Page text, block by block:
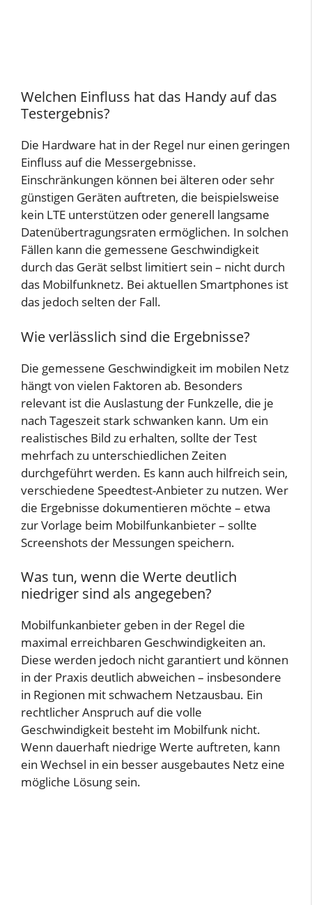
Welchen Einfluss hat das Handy auf das
Testergebnis?
Die Hardware hat in der Regel nur einen geringen
Einfluss auf die Messergebnisse.
Einschränkungen können bei älteren oder sehr
günstigen Geräten auftreten, die beispielsweise
kein LTE unterstützen oder generell langsame
Datenübertragungsraten ermöglichen. In solchen
Fällen kann die gemessene Geschwindigkeit
durch das Gerät selbst limitiert sein – nicht durch
das Mobilfunknetz. Bei aktuellen Smartphones ist
das jedoch selten der Fall.
Wie verlässlich sind die Ergebnisse?
Die gemessene Geschwindigkeit im mobilen Netz
hängt von vielen Faktoren ab. Besonders
relevant ist die Auslastung der Funkzelle, die je
nach Tageszeit stark schwanken kann. Um ein
realistisches Bild zu erhalten, sollte der Test
mehrfach zu unterschiedlichen Zeiten
durchgeführt werden. Es kann auch hilfreich sein,
verschiedene Speedtest-Anbieter zu nutzen. Wer
die Ergebnisse dokumentieren möchte – etwa
zur Vorlage beim Mobilfunkanbieter – sollte
Screenshots der Messungen speichern.
Was tun, wenn die Werte deutlich
niedriger sind als angegeben?
Mobilfunkanbieter geben in der Regel die
maximal erreichbaren Geschwindigkeiten an.
Diese werden jedoch nicht garantiert und können
in der Praxis deutlich abweichen – insbesondere
in Regionen mit schwachem Netzausbau. Ein
rechtlicher Anspruch auf die volle
Geschwindigkeit besteht im Mobilfunk nicht.
Wenn dauerhaft niedrige Werte auftreten, kann
ein Wechsel in ein besser ausgebautes Netz eine
mögliche Lösung sein.